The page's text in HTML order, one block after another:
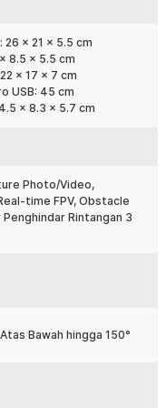
Penyimpanan Khusus
saja tanpa perlu
bagasi berkat
sangat cerdas.
untuk digenggam
baling dari risiko
ruangan yang andal dan
drone menabrak
presisi di bagian
keberadaan objek
drone akan
mekanis untuk
x 21 x 5.5 cm
8.5 x 5.5 cm
x 17 x 7 cm
USB: 45 cm
x 8.3 x 5.7 cm
Photo/Video,
time FPV, Obstacle
Rintangan 3
Bawah hingga 150°